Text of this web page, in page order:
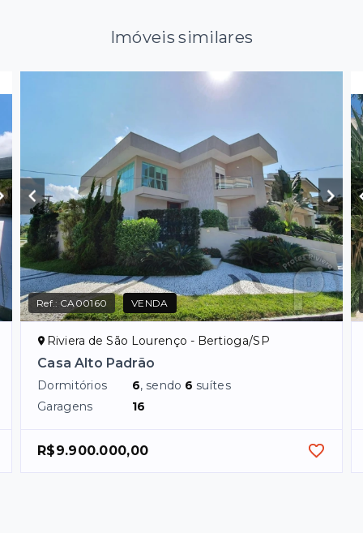
Imóveis similares
Ref.: CA00160 VENDA
Riviera de São Lourenço - Bertioga/SP
Casa Alto Padrão
Dormitórios 6, sendo 6 suítes
Garagens
16
R$9.900.000,00